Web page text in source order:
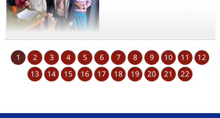
1 2 3 4 5 6 7 8 9 10 11
12
13
14 15 16 17 18 19 20 21 22